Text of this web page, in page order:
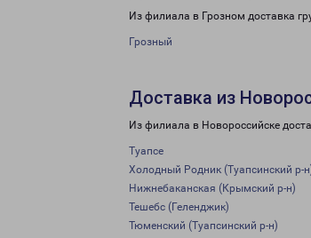
Из филиала в Грозном доставка
Грозный
Доставка из
Из филиала в Новороссийске
Туапсе
Холодный Родник (Туапсинский р-
Нижнебаканская (Крымский р-н)
Тешебс (Геленджик)
Тюменский (Туапсинский р-н)